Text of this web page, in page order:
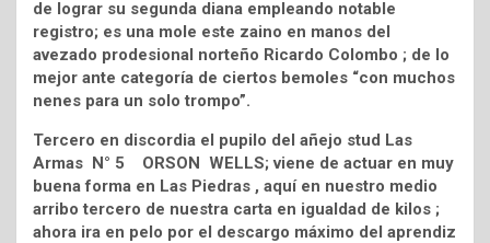
de lograr su segunda diana empleando notable
registro; es una mole este zaino en manos del
avezado prodesional norteño Ricardo Colombo ; de lo
mejor ante categoría de ciertos bemoles “con muchos
nenes para un solo trompo”.
Tercero en discordia el pupilo del añejo stud Las
Armas N° 5 ORSON WELLS; viene de actuar en muy
buena forma en Las Piedras , aquí en nuestro medio
arribo tercero de nuestra carta en igualdad de kilos ;
ahora ira en pelo por el descargo máximo del aprendiz